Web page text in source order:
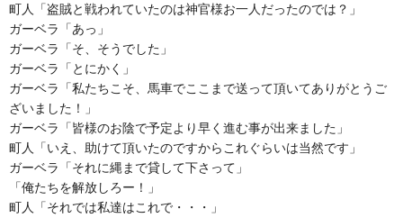
町人「盗賊と戦われていたのは神官様お一人だったのでは？」
ガーベラ「あっ」
ガーベラ「そ、そうでした」
ガーベラ「とにかく」
ガーベラ「私たちこそ、馬車でここまで送って頂いてありがとうご
ざいました！」
ガーベラ「皆様のお陰で予定より早く進む事が出来ました」
町人「いえ、助けて頂いたのですからこれぐらいは当然です」
ガーベラ「それに縄まで貸して下さって」
「俺たちを解放しろー！」
町人「それでは私達はこれで・・・」